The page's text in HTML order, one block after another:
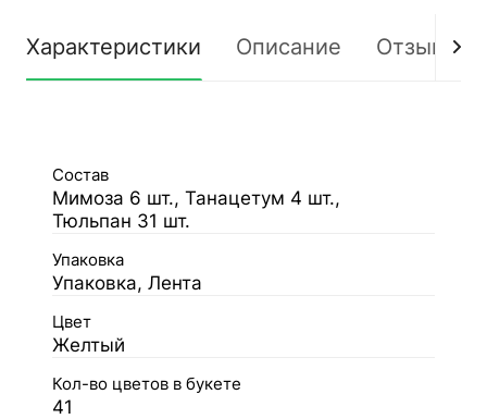
Характеристики Описание Отзывы
Состав
Мимоза 6 шт., Танацетум 4 шт.,
Тюльпан 31 шт.
Упаковка
Упаковка, Лента
Цвет
Желтый
Кол-во цветов в букете
41